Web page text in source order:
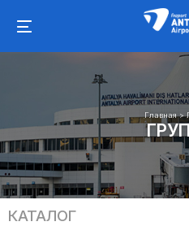
Главная>
КАТАЛОГ